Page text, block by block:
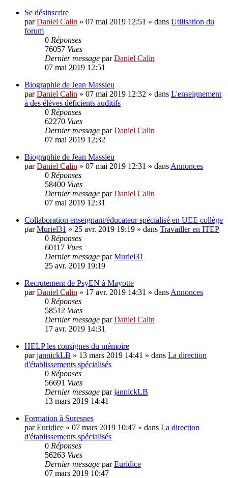
Se désinscrire
parDaniel Calin » 07 mai 2019 12:51 » dans Utilisation du
forum
0 Réponses
76057 Vues
Dernier message parDaniel Calin
07 mai 2019 12:51
Biographie de Jean Massieu
parDaniel Calin » 07 mai 2019 12:32 » dans L'enseignement
à des élèves déficients auditifs
0 Réponses
62270 Vues
Dernier message parDaniel Calin
07 mai 2019 12:32
Biographie de Jean Massieu
parDaniel Calin » 07 mai 2019 12:31 » dans Annonces
0 Réponses
58400 Vues
Dernier message parDaniel Calin
07 mai 2019 12:31
Collaboration enseignant/éducateur spécialisé en UEE collège
parMuriel31 » 25 avr. 2019 19:19 » dans Travailler en ITEP
0 Réponses
60117 Vues
Dernier message parMuriel31
25 avr. 2019 19:19
Recrutement de PsyEN à Mayotte
parDaniel Calin » 17 avr. 2019 14:31 » dans Annonces
0 Réponses
58512 Vues
Dernier message parDaniel Calin
17 avr. 2019 14:31
HELP les consignes du mémoire
parjannickLB » 13 mars 2019 14:41 » dans La direction
d'établissements spécialisés
0 Réponses
56691 Vues
Dernier message parjannickLB
13 mars 2019 14:41
Formation à Suresnes
parEuridice » 07 mars 2019 10:47 » dans La direction
d'établissements spécialisés
0 Réponses
56263 Vues
Dernier message parEuridice
07 mars 2019 10:47